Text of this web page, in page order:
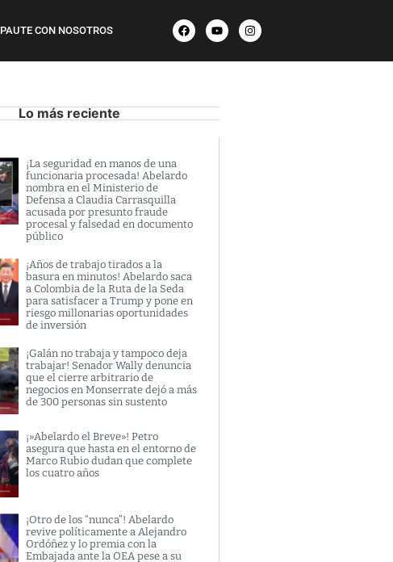
PAUTE CON NOSOTROS
Lo más reciente
¡La seguridad en manos de una
funcionaria procesada! Abelardo
nombra en el Ministerio de
Defensa a Claudia Carrasquilla
acusada por presunto fraude
procesal y falsedad en documento
público
¡Años de trabajo tirados a la
basura en minutos! Abelardo saca
a Colombia de la Ruta de la Seda
para satisfacer a Trump y pone en
riesgo millonarias oportunidades
de inversión
¡Galán no trabaja y tampoco deja
trabajar! Senador Wally denuncia
que el cierre arbitrario de
negocios en Monserrate dejó a más
de 300 personas sin sustento
¡»Abelardo el Breve»! Petro
asegura que hasta en el entorno de
Marco Rubio dudan que complete
los cuatro años
¡Otro de los “nunca”! Abelardo
revive políticamente a Alejandro
Ordóñez y lo premia con la
Embajada ante la OEA pese a su